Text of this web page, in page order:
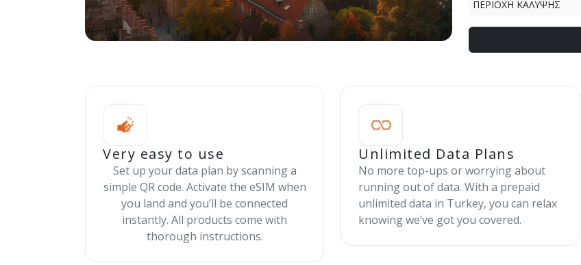
ΠΕΡΙΟΧΗ ΚΑΛΥΨΗΣ
Very easy to use
Set up your data plan by scanning a
simple QR code. Activate the eSIM when
you land and you’ll be connected
instantly. All products come with
thorough instructions.
Unlimited Data Plans
No more top-ups or worrying about
running out of data. With a prepaid
unlimited data in Turkey, you can relax
knowing we’ve got you covered.